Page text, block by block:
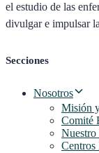
el estudio de las
divulgar e impulsar
Secciones
Nosotros
Misión
Comité
Centros